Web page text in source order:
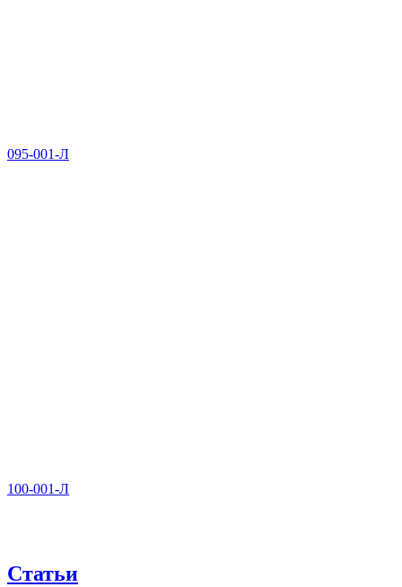
095-001-Л
100-001-Л
Статьи